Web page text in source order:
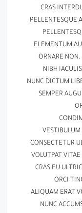
CRAS
PELLENTESQUE
ELEMENTUM
ORNARE
NIBH
NUNC DICTUM
SEMPER
CONSECTETUR
VOLUTPAT
CRAS EU
ORCI
ALIQUAM ERAT
NUNC